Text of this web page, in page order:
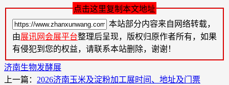
点击这里复制本文地址
本站部分内容来自网络转载，
由展讯网会展平台整理后呈现，版权归原作者所有，如果
有侵犯到您的权益，请联系本站删除，谢谢！
济南生物发酵展
上一篇： 2026济南玉米及淀粉加工展时间、地址及门票